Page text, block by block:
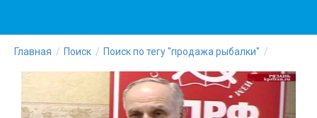
Главная Поиск Поиск по тегу "продажа рыбалки"